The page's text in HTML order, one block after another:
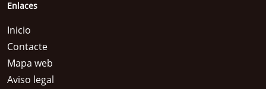
Enlaces
Inicio
Contacte
Mapa web
Aviso legal